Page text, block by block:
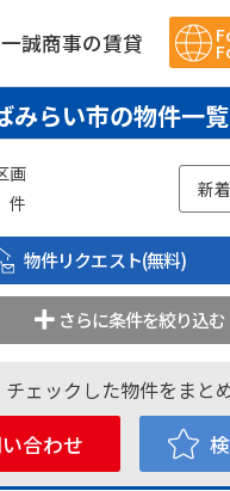
一誠商事の賃貸
みらい市の物件一
画
件
物件リクエスト(無料)
さらに条件を絞り込む
チェックした物件をまと
合わせ